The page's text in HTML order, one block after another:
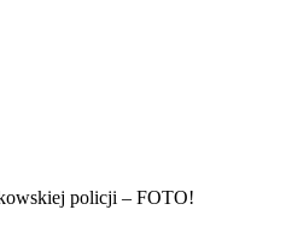
policji – FOTO!